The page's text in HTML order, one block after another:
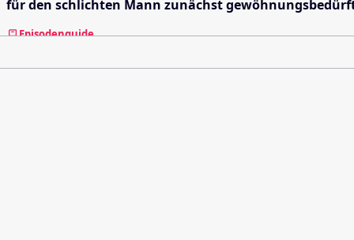
für den schlichten Mann zunächst
Episodenguide